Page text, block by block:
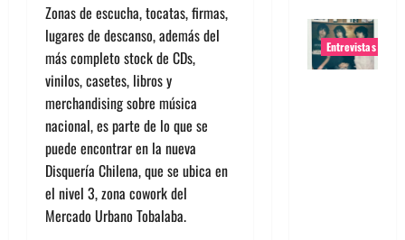
Zonas de escucha, tocatas, firmas,
lugares de descanso, además del
más completo stock de CDs,
vinilos, casetes, libros y
merchandising sobre música
nacional, es parte de lo que se
puede encontrar en la nueva
Disquería Chilena, que se ubica en
el nivel 3, zona cowork del
Mercado Urbano Tobalaba.
Entrevistas